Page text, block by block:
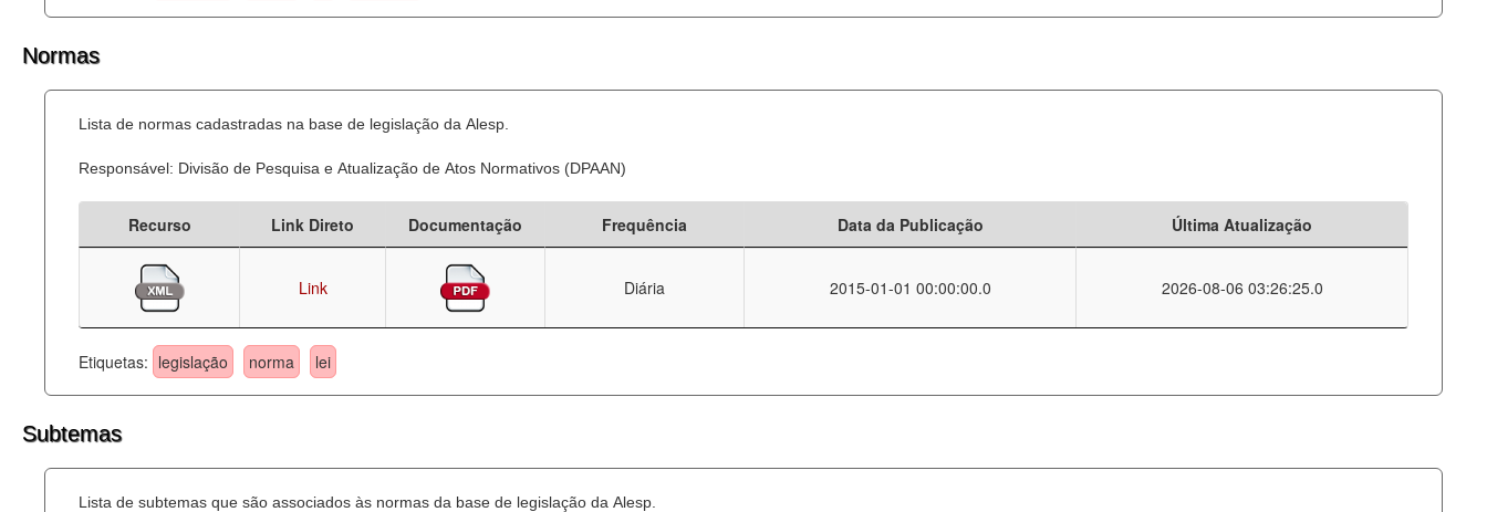
Normas
Lista de normas cadastradas na base de legislação da Alesp.
Responsável: Divisão de Pesquisa e Atualização de Atos Normativos (DPAAN)
Recurso Link Direto Documentação Frequência Data da Publicação Última Atualização
Link Diária 2015-01-01 00:00:00.0 2026-08-06 03:26:25.0
Etiquetas: legislação norma lei
Subtemas
Lista de subtemas que são associados às normas da base de legislação da Alesp.